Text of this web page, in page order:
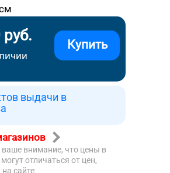
Купить
выдачи в
внимание, что цены в
отличаться от цен,
сайте